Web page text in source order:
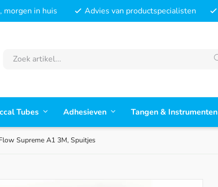
morgen in huis Advies van productspecialisten
Tubes Adhesieven Tangen & Instrumenten
Supreme A1 3M, Spuitjes